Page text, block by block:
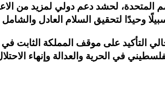
المتحدة، لحشد دعم دولي لمزيد من
التأكيد على موقف المملكة الثابت
في الحرية والعدالة وإنهاء